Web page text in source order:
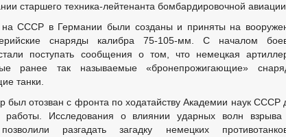
старшего техника-лейтенанта бомбардировочной авиации.
СССР в Германии были созданы и приняты на
снаряды калибра 75-105-мм. С началом
поступать сообщения о том, что немецкая
ранее так называемые «бронепрожигающие»
танки.
был отозван с фронта по ходатайству Академии наук СССР
работы. Исследования о влиянии ударных волн
разгадать загадку немецких